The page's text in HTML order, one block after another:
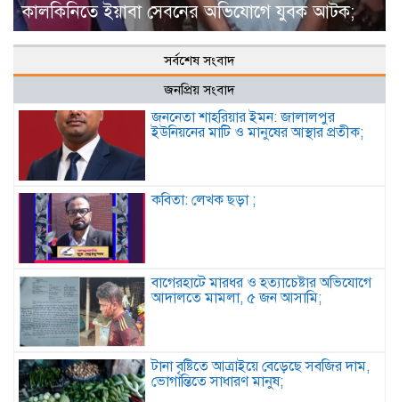
কালকিনিতে ইয়াবা সেবনের অভিযোগে যুবক আটক;
সর্বশেষ সংবাদ
জনপ্রিয় সংবাদ
জননেতা শাহরিয়ার ইমন: জালালপুর
ইউনিয়নের মাটি ও মানুষের আস্থার প্রতীক;
কবিতা: লেখক ছড়া ;
বাগেরহাটে মারধর ও হত্যাচেষ্টার অভিযোগে
আদালতে মামলা, ৫ জন আসামি;
টানা বৃষ্টিতে আত্রাইয়ে বেড়েছে সবজির দাম,
ভোগান্তিতে সাধারণ মানুষ;